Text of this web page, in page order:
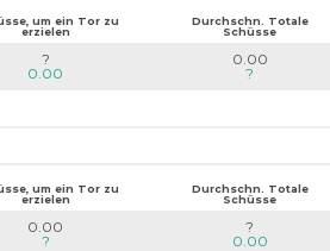
um ein Tor zu
erzielen
Durchschn. Totale
Schüsse
?
0.00
0.00
?
um ein Tor zu
erzielen
Durchschn. Totale
Schüsse
0.00
?
?
0.00